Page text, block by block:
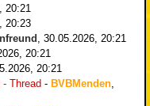
20:21
20:23
30.05.2026, 20:21
20:21
20:21
Thread - BVBMenden